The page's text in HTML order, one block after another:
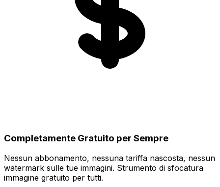
Completamente Gratuito per Sempre
Nessun abbonamento, nessuna tariffa nascosta, nessun
watermark sulle tue immagini. Strumento di sfocatura
immagine gratuito per tutti.